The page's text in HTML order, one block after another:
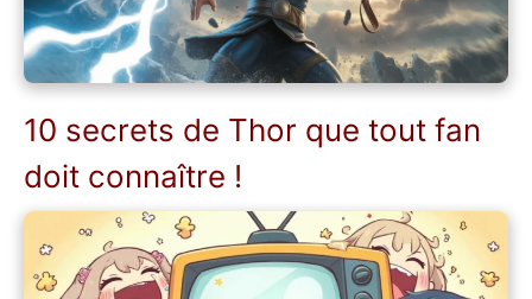
10 secrets de Thor que tout fan
doit connaître !